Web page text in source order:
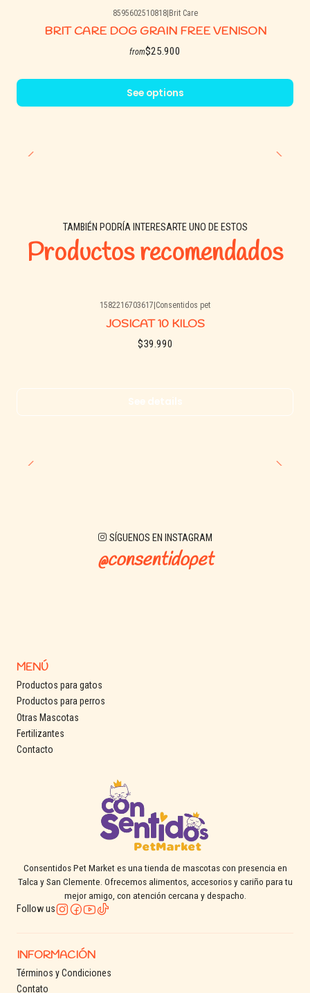
8595602510818| Brit Care
BRIT CARE DOG GRAIN FREE VENISON
from$25.900
See options
TAMBIÉN PODRÍA INTERESARTE UNO DE ESTOS
Productos recomendados
1582216703617 Consentidos pet
JOSICAT 10 KILOS
$39.990
See details
SÍGUENOS EN INSTAGRAM
@consentidopet
MENÚ
Productos para gatos
Productos para perros
Otras Mascotas
Fertilizantes
Contacto
Consentidos Pet Market es una tienda de mascotas con presencia en
Talca y San Clemente. Ofrecemos alimentos, accesorios y cariño para tu
mejor amigo, con atención cercana y despacho.
Follow us
INFORMACIÓN
Términos y Condiciones
Contato